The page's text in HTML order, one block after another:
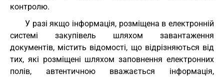
контролю.
У разі якщо інформація, розміщена в електронній
системі закупівель шляхом завантаження
документів, містить відомості, що відрізняються від
тих, які розміщені шляхом заповнення електронних
полів, автентичною вважається інформація,